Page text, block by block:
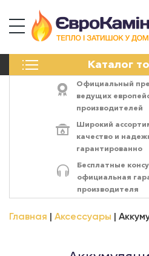
Каталог
ПЕЧИ
ЭЛЕКТРОКАМИН
АКСЕССУАРЫ
ЭНЕРГОСИСТЕМЫ
Официальный
ведущих
производителей
Широкий
качество и
гарантированно
Бесплатные
официальная
производителя
Главная Аксессуары